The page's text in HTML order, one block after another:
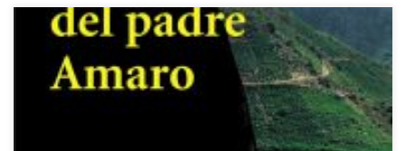
Corre el año 1875. Queirós publica la presente obra por capítulos
editados dentro de la publicación portuguesa Revista Universal.
Un año más tarde se termina editando finalmente como libro. El
crimen del padre Amaro es una novela naturalista; su estilo